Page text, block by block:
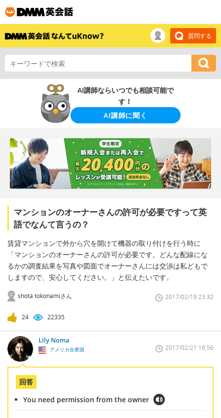
質問する
AI講師ならいつでも相談可能で
す！
AI講師に聞く
マンションのオーナーさんの許可が必要ですって英
語でなんて言うの？
賃貸マンションで外から穴を開けて機器の取り付けを行う時に
「マンションのオーナーさんの許可が必要です。どんな配線にな
るかの調査結果を写真や図面でオーナーさんには交渉は私どもで
しますので、安心してください。」と伝えたいです。
shota tokonamiさん 2017/02/19 23:32
24 22335
Lily Noma
アメリカ合衆国 2017/02/21 18:56
回答
You need permission from the owner